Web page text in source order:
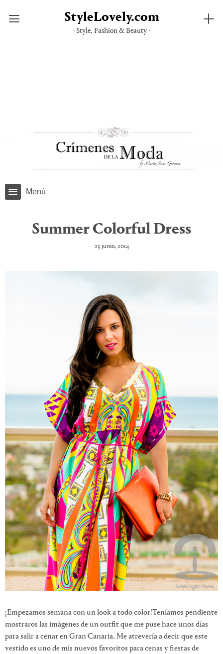
StyleLovely.com
· Style, Fashion & Beauty ·
Menú
Summer Colorful Dress
23 junio, 2014
¡Empezamos semana con un look a todo color!Teníamos pendiente
mostraros las imágenes de un outfit que me puse hace unos días
para salir a cenar en Gran Canaria. Me atrevería a decir que este
vestido es uno de mis nuevos favoritos para cenas y fiestas de